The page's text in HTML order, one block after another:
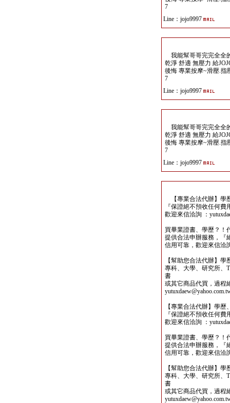
7
Line：jojo9997
我能幫哥哥完完全全
乾淨 舒適 無壓力 給
後悔 專業按摩~滑壓.
7
Line：jojo9997
我能幫哥哥完完全全
乾淨 舒適 無壓力 給
後悔 專業按摩~滑壓.
7
Line：jojo9997
【專業合法代辦】學
『保證絕不預收任何
歡迎來信洽詢 ：
買畢業證書、學歷？！
提供合法申辦服務，『
信用可靠，歡迎來信洽
【幫助您合法代辦】
專科、大學、研究所、
書
或其它商品代買，過程
【專業合法代辦】學
『保證絕不預收任何
歡迎來信洽詢 ：
買畢業證書、學歷？！
提供合法申辦服務，『
信用可靠，歡迎來信洽
【幫助您合法代辦】
專科、大學、研究所、
書
或其它商品代買，過程